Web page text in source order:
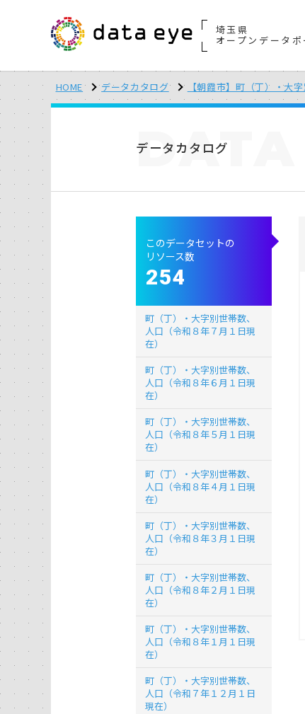
埼玉県
オープンデータ
HOME データカタログ 【朝霞市】町（丁）・大
データカタログ
DATA
このデータセットの
リソース数
254
町（丁）・大字別世帯数、
人口（令和８年７月１日現
在）
町（丁）・大字別世帯数、
人口（令和８年６月１日現
在）
町（丁）・大字別世帯数、
人口（令和８年５月１日現
在）
町（丁）・大字別世帯数、
人口（令和８年４月１日現
在）
町（丁）・大字別世帯数、
人口（令和８年３月１日現
在）
町（丁）・大字別世帯数、
人口（令和８年２月１日現
在）
町（丁）・大字別世帯数、
人口（令和８年１月１日現
在）
町（丁）・大字別世帯数、
人口（令和７年１２月１日
現在）